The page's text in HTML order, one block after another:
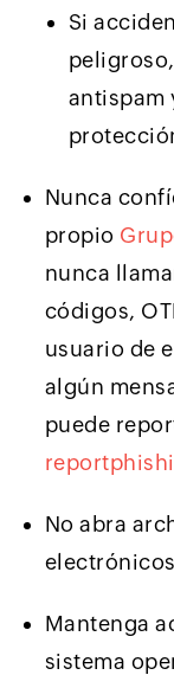
Si
antispam
Nunca
propio
nunca
códigos,
usuario de
algún
puede
No abra
Mantenga
sistema